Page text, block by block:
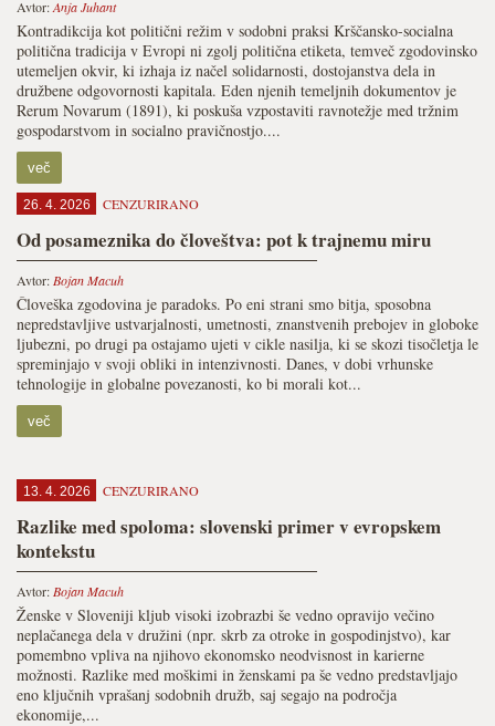
Avtor:Anja Juhant
Kontradikcija kot politični režim v sodobni praksi Krščansko-socialna
politična tradicija v Evropi ni zgolj politična etiketa, temveč zgodovinsko
utemeljen okvir, ki izhaja iz načel solidarnosti, dostojanstva dela in
družbene odgovornosti kapitala. Eden njenih temeljnih dokumentov je
Rerum Novarum (1891), ki poskuša vzpostaviti ravnotežje med tržnim
gospodarstvom in socialno pravičnostjo....
več
26. 4. 2026 CENZURIRANO
Od posameznika do človeštva: pot k trajnemu miru
Avtor: Bojan Macuh
Človeška zgodovina je paradoks. Po eni strani smo bitja, sposobna
nepredstavljive ustvarjalnosti, umetnosti, znanstvenih prebojev in globoke
ljubezni, po drugi pa ostajamo ujeti v cikle nasilja, ki se skozi tisočletja le
spreminjajo v svoji obliki in intenzivnosti. Danes, v dobi vrhunske
tehnologije in globalne povezanosti, ko bi morali kot...
več
13. 4. 2026 CENZURIRANO
Razlike med spoloma: slovenski primer v evropskem
kontekstu
Avtor: Bojan Macuh
Ženske v Sloveniji kljub visoki izobrazbi še vedno opravijo večino
neplačanega dela v družini (npr. skrb za otroke in gospodinjstvo), kar
pomembno vpliva na njihovo ekonomsko neodvisnost in karierne
možnosti. Razlike med moškimi in ženskami pa še vedno predstavljajo
eno ključnih vprašanj sodobnih družb, saj segajo na področja
ekonomije,...